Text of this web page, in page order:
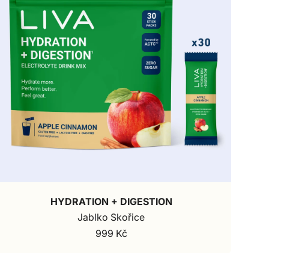
HYDRATION + DIGESTION
Jablko Skořice
Prodejní cena
999 Kč